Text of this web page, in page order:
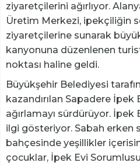
ziyaretçilerini ağırlıyor.
Üretim Merkezi, ipekçiliğin
ziyaretçilerine sunarak
kanyonuna düzenlenen
noktası haline geldi.
Büyükşehir Belediyesi
kazandırılan Sapadere
ağırlamayı sürdürüyor. İpek
ilgi gösteriyor. Sabah erken
bahçesinde yeşillikler
çocuklar, İpek Evi